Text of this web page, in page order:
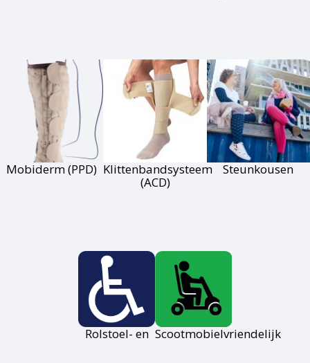
Mobiderm (PPD) Klittenbandsysteem
(ACD)
Steunkousen
Rolstoel- en Scootmobielvriendelijk